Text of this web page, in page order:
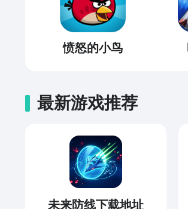
愤怒的小鸟
最新游戏推荐
未来防线下载地址